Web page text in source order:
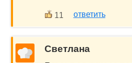
11 ответить
Светлана